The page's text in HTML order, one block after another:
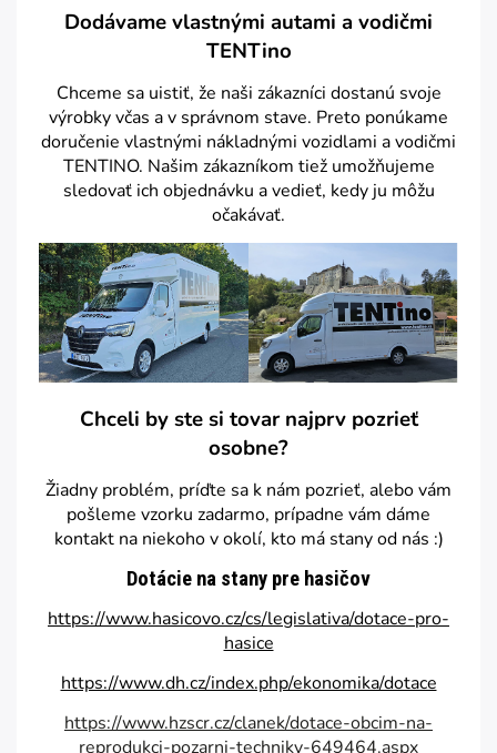
Dodávame vlastnými autami a vodičmi
TENTino
Chceme sa uistiť, že naši zákazníci dostanú svoje
výrobky včas a v správnom stave. Preto ponúkame
doručenie vlastnými nákladnými vozidlami a vodičmi
TENTINO. Našim zákazníkom tiež umožňujeme
sledovať ich objednávku a vedieť, kedy ju môžu
očakávať.
Chceli by ste si tovar najprv pozrieť
osobne?
Žiadny problém, príďte sa k nám pozrieť, alebo vám
pošleme vzorku zadarmo, prípadne vám dáme
kontakt na niekoho v okolí, kto má stany od nás :)
Dotácie na stany pre hasičov
https://www.hasicovo.cz/cs/legislativa/dotace-pro-
hasice
https://www.dh.cz/index.php/ekonomika/dotace
https://www.hzscr.cz/clanek/dotace-obcim-na-
reprodukci-pozarni-techniky-649464.aspx